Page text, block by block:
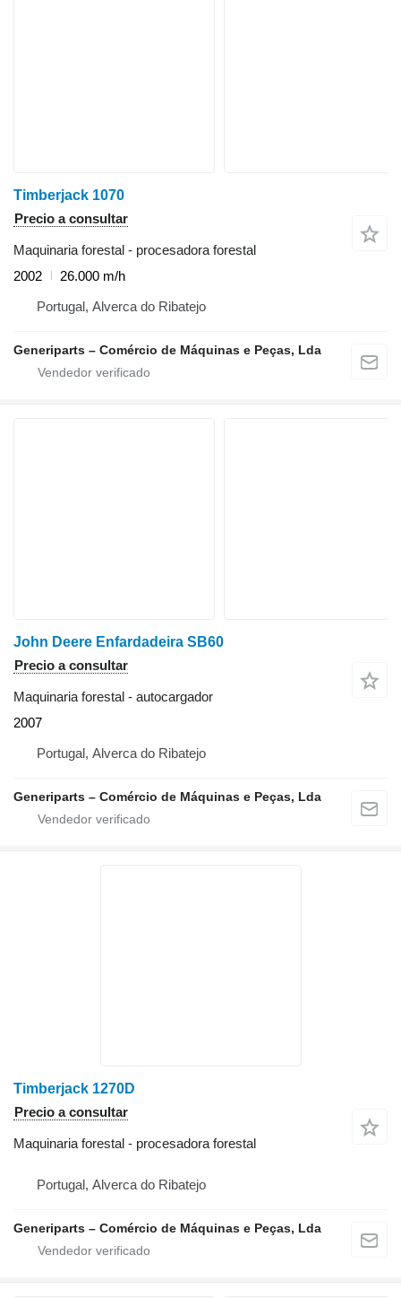
Timberjack 1070
Precio a consultar
Maquinaria forestal - procesadora forestal
2002
26.000 m/h
Portugal, Alverca do Ribatejo
Generiparts – Comércio de Máquinas e Peças, Lda
John Deere Enfardadeira SB60
Precio a consultar
Maquinaria forestal - autocargador
2007
Portugal, Alverca do Ribatejo
Generiparts – Comércio de Máquinas e Peças, Lda
Timberjack 1270D
Precio a consultar
Maquinaria forestal - procesadora forestal
Portugal, Alverca do Ribatejo
Generiparts – Comércio de Máquinas e Peças, Lda